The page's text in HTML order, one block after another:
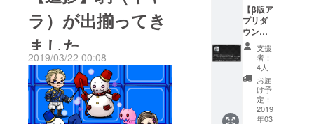
通知が出る機能を追加した
いなどです．何卒，ご容赦
いただければ幸いです．１
週間後には配布させていた
だきます．以下は引き続
き，駒（キャラ）紹介で
グラムやアプリの最終調整
中です．もうしばらくお待
ちください．前回に引き続
き駒（キャラ）紹介です．
今日は初期配置の駒シリー
ズ．ビショップ将棋の角，
ラ）が出揃ってき
ました
2019/03/22 00:08
【β版ア
プリダ
ウン
ロード
権（10
名様限
定
割）】
既にオ
ンライ
ン対戦
支援
者：
4人
お届
け予
定：
2019
年03